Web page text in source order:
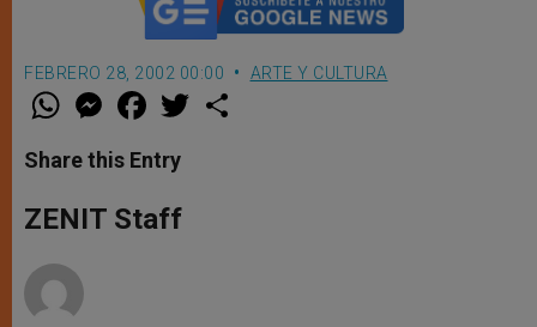
FEBRERO 28, 2002 00:00 ARTE Y CULTURA
W
t
s
p
p
M
e
s
e
g
e
F
a
e
b
o
k
w
Share this Entry
ZENIT Staff